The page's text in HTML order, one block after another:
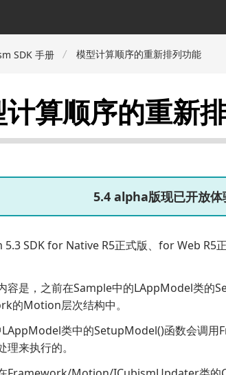
SDK 手册 模型计算顺序的重新排列功能
算顺序的重新
5.4 alpha版现已开放体
5.3 SDK for Native R5正式版、for Web R5
容是，之前在Sample中的LAppModel类的
的Motion层次结构中。
类中的SetupModel()函数会调
理来执行的。